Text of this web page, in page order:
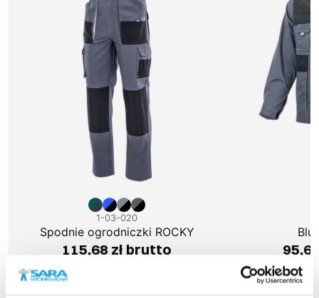
1-03-020
Spodnie ogrodniczki ROCKY
115,68 zł brutto